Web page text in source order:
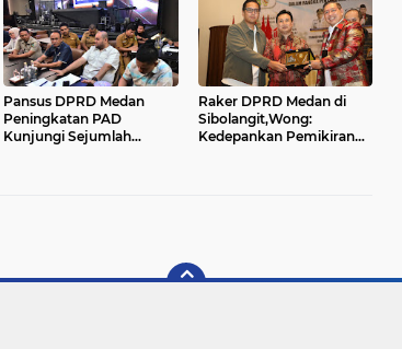
Pansus DPRD Medan
Peningkatan PAD
Kunjungi Sejumlah
Raker DPRD Medan di
Sibolangit,Wong:
Kedepankan Pemikiran